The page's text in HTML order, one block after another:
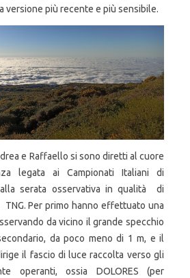
versione più recente e più sensibile.
e Raffaello si sono diretti al cuore
legata ai Campionati Italiani di
serata osservativa in qualità di
TNG. Per primo hanno effettuato una
da vicino il grande specchio
da poco meno di 1 m, e il
il fascio di luce raccolta verso gli
operanti, ossia DOLORES (per